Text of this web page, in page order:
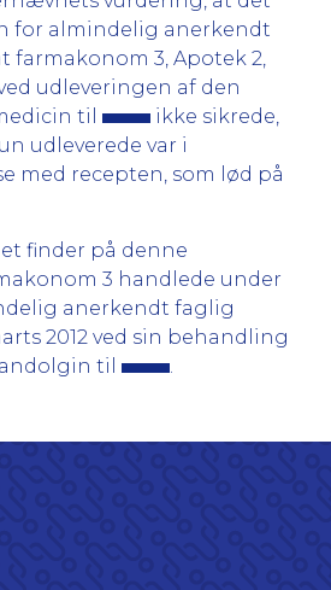
for almindelig anerkendt
farmakonom 3, Apotek 2,
udleveringen af den
til
ikke sikrede,
udleverede var i
med recepten, som lød på
finder på denne
3 handlede under
anerkendt faglig
2012 ved sin behandling
til